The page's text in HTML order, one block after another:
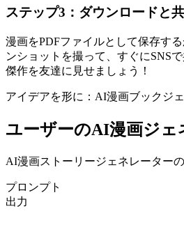
ステップ3：ダウンロードと
漫画をPDFファイルとして保存す
ンショットを撮って、すぐにSNS
傑作を友達に見せましょう！
アイデアを形に：AI漫画ブックジ
ユーザーのAI漫画ジェ
AI漫画ストーリージェネレーター
プロンプト
出力